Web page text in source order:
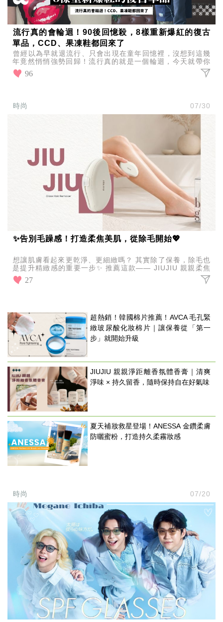
流行真的會輪迴！90後回憶殺，8樣重新爆紅的復古
單品，CCD、果凍鞋都回來了
曾經以為早就退流行、只會出現在童年回憶裡，沒想到這幾
年竟然悄悄強勢回歸！流行真的就是一個輪迴，今天就帶你
一起看看，哪些曾經風靡一時的神物，如今又重新爆紅！
96
時尚 07/30
✨告別毛躁感！打造柔焦美肌，從除毛開始💖
想讓肌膚看起來更乾淨、更細緻嗎？ 其實除了保養，除毛也
是提升精緻感的重要一步✨ 推薦這款—— JIUJIU 親親柔焦
淨膚除毛器 不只是除毛，更是讓肌膚看起來
27
超熱銷！韓國棉片推薦！AVCA 毛孔緊
緻玻尿酸化妝棉片｜讓保養從「第一
步」就開始升級
JIUJIU 親親淨距離香氛體香膏｜清爽
淨味 × 持久留香，隨時保持自在好氣味
夏天補妝救星登場！ANESSA 金鑽柔膚
防曬蜜粉，打造持久柔霧妝感
時尚 07/20